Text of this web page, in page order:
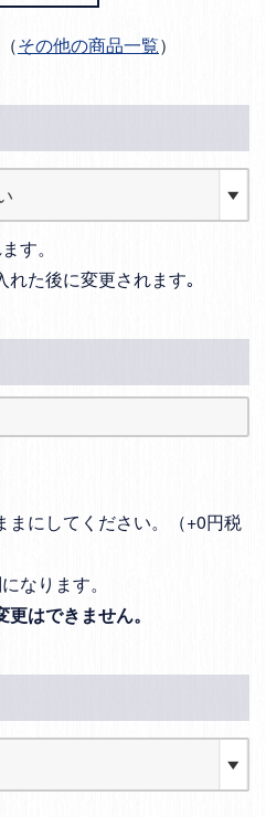
（その他の商品一覧）
す。
た後に変更されます｡
まにしてください。（+0円税
なります。
はできません。